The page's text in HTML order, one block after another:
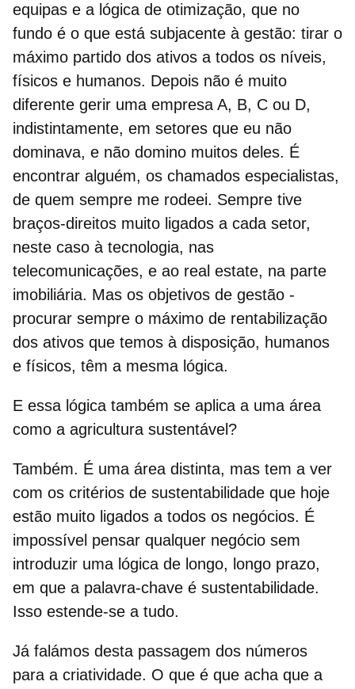
equipas e a lógica de otimização, que no
fundo é o que está subjacente à gestão: tirar o
máximo partido dos ativos a todos os níveis,
físicos e humanos. Depois não é muito
diferente gerir uma empresa A, B, C ou D,
indistintamente, em setores que eu não
dominava, e não domino muitos deles. É
encontrar alguém, os chamados especialistas,
de quem sempre me rodeei. Sempre tive
braços-direitos muito ligados a cada setor,
neste caso à tecnologia, nas
telecomunicações, e ao real estate, na parte
imobiliária. Mas os objetivos de gestão -
procurar sempre o máximo de rentabilização
dos ativos que temos à disposição, humanos
e físicos, têm a mesma lógica.
E essa lógica também se aplica a uma área
como a agricultura sustentável?
Também. É uma área distinta, mas tem a ver
com os critérios de sustentabilidade que hoje
estão muito ligados a todos os negócios. É
impossível pensar qualquer negócio sem
introduzir uma lógica de longo, longo prazo,
em que a palavra-chave é sustentabilidade.
Isso estende-se a tudo.
Já falámos desta passagem dos números
para a criatividade. O que é que acha que a